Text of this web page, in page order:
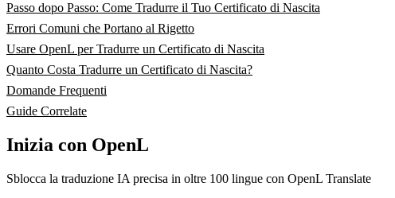
Passo dopo Passo: Come Tradurre il Tuo Certificato di Nascita
Errori Comuni che Portano al Rigetto
Usare OpenL per Tradurre un Certificato di Nascita
Quanto Costa Tradurre un Certificato di Nascita?
Domande Frequenti
Guide Correlate
Inizia con OpenL
Sblocca la traduzione IA precisa in oltre 100 lingue con OpenL Translate